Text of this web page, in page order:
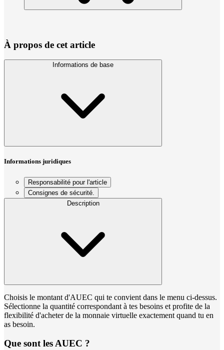
À propos de cet article
Informations de base
Informations juridiques
Responsabilité pour l'article
Consignes de sécurité.
Description
Choisis le montant d'AUEC qui te convient dans le menu ci-dessus.
Sélectionne la quantité correspondant à tes besoins et profite de la
flexibilité d'acheter de la monnaie virtuelle exactement quand tu en
as besoin.
Que sont les AUEC ?